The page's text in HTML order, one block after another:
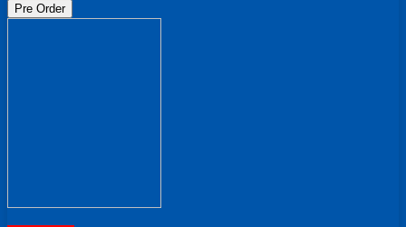
Pre Order